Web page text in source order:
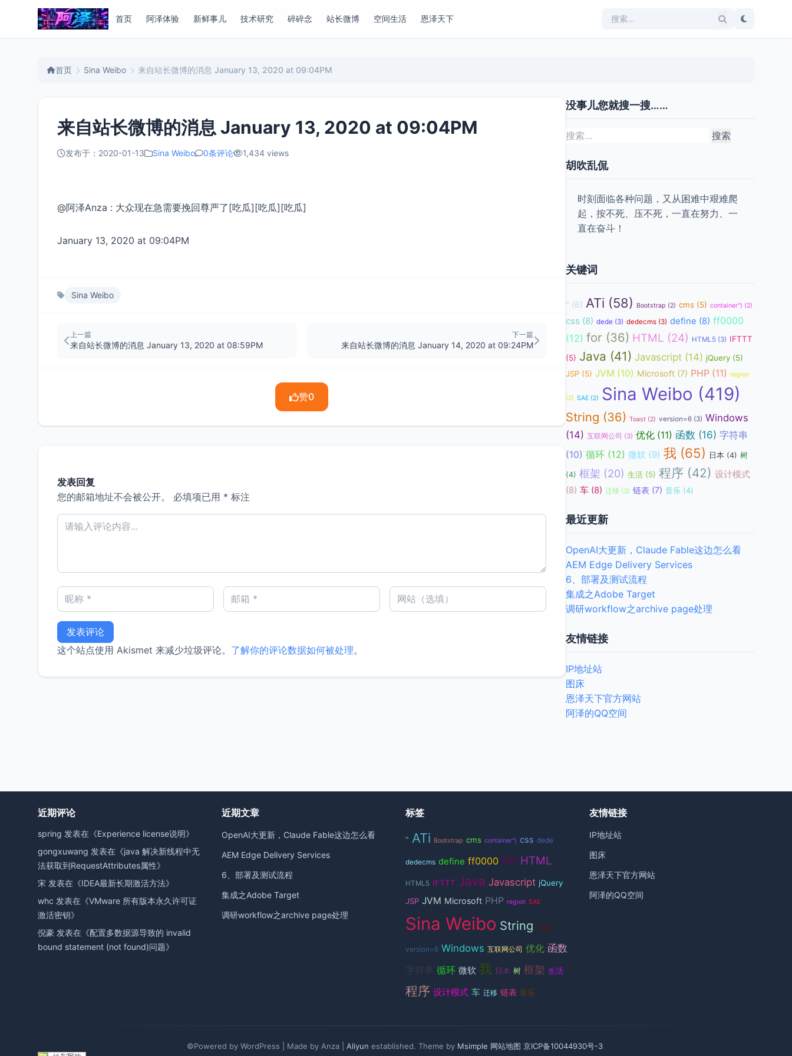
首页 阿泽体验 新鲜事儿 技术研究 碎碎念 站长微博 空间生活 恩泽天下
首页 Sina Weibo 来自站长微博的消息 January 13, 2020 at 09:04PM
来自站长微博的消息 January 13, 2020 at 09:04PM
发布于：2020-01-13 Sina Weibo 0条评论 1,434 views
@阿泽Anza : 大众现在急需要挽回尊严了[吃瓜][吃瓜][吃瓜]
January 13, 2020 at 09:04PM
Sina Weibo
上一篇
来自站长微博的消息 January 13, 2020 at 08:59PM
下一篇
来自站长微博的消息 January 14, 2020 at 09:24PM
赞0
发表回复
您的邮箱地址不会被公开。
必填项已用 * 标注
这个站点使用 Akismet 来减少垃圾评论。 了解你的评论数据如何被处理。
没事儿您就搜一搜……
搜
胡吹乱侃
时刻面临各种问题，又从困难中艰难爬
起，按不死、压不死，一直在努力、一
直在奋斗！
关键词
" (6) ATi (58) Bootstrap (2) cms (5) container") (2)
css (8) dede (3) dedecms (3) define (8) ff0000
(12) for (36) HTML (24) HTML5 (3) IFTTT
(5) Java (41) Javascript (14) jQuery (5)
JSP (5) JVM (10) Microsoft (7) PHP (11) region
(2) SAE (2) Sina Weibo (419)
String (36) Toast (2) version=6 (3) Windows
(14) 互联网公司 (3) 优化 (11) 函数 (16) 字符串
(10) 循环 (12) 微软 (9) 我 (65) 日本 (4) 树
(4) 框架 (20) 生活 (5) 程序 (42) 设计模式
(8) 车 (8) 迁移 (3) 链表 (7) 音乐 (4)
最近更新
OpenAI大更新，Claude Fable这边怎么看
AEM Edge Delivery Services
6、部署及测试流程
集成之Adobe Target
调研workflow之archive page处理
友情链接
IP地址站
图床
恩泽天下官方网站
阿泽的QQ空间
近期评论
spring 发表在《Experience license说明》
gongxuwang 发表在《java 解决新线程中无
法获取到RequestAttributes属性》
宋 发表在《IDEA最新长期激活方法》
whc 发表在《VMware 所有版本永久许可证
激活密钥》
倪豪 发表在《配置多数据源导致的 invalid
bound statement (not found)问题》
近期文章
OpenAI大更新，Claude Fable这边怎么看
AEM Edge Delivery Services
6、部署及测试流程
集成之Adobe Target
调研workflow之archive page处理
标签
" ATi Bootstrap cms container") css dede
dedecms define ff0000 for HTML
HTML5 IFTTT Java Javascript jQuery
JSP JVM Microsoft PHP region SAE
Sina Weibo String Toast
version=6 Windows 互联网公司 优化 函数
字符串 循环 微软 我 日本 树 框架 生活
程序 设计模式 车 迁移 链表 音乐
友情链接
IP地址站
图床
恩泽天下官方网站
阿泽的QQ空间
©Powered by WordPress | Made by Anza | Aliyun established. Theme by Msimple 网站地图 京ICP备10044930号-3